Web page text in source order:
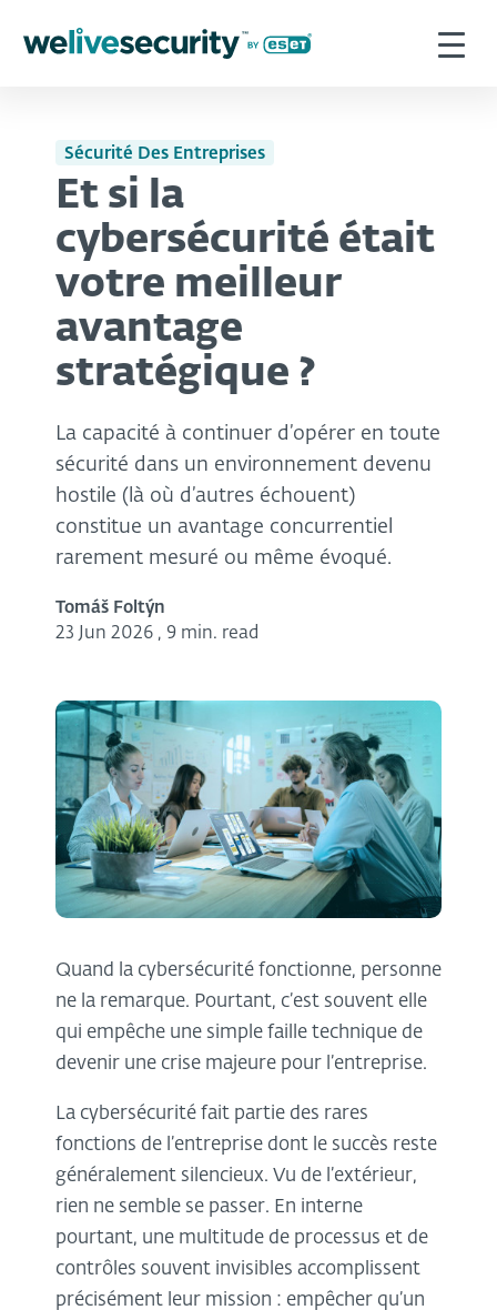
Sécurité Des Entreprises
Et si la
cybersécurité était
votre meilleur
avantage
stratégique ?
La capacité à continuer d’opérer en toute
sécurité dans un environnement devenu
hostile (là où d’autres échouent)
constitue un avantage concurrentiel
rarement mesuré ou même évoqué.
Tomáš Foltýn
23 Jun 2026 , 9 min. read
Quand la cybersécurité fonctionne, personne
ne la remarque. Pourtant, c’est souvent elle
qui empêche une simple faille technique de
devenir une crise majeure pour l’entreprise.
La cybersécurité fait partie des rares
fonctions de l’entreprise dont le succès reste
généralement silencieux. Vu de l’extérieur,
rien ne semble se passer. En interne
pourtant, une multitude de processus et de
contrôles souvent invisibles accomplissent
précisément leur mission : empêcher qu’un